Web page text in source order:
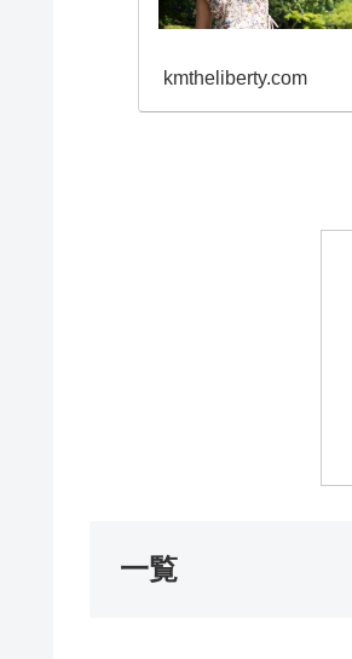
kmtheliberty.com
一覧